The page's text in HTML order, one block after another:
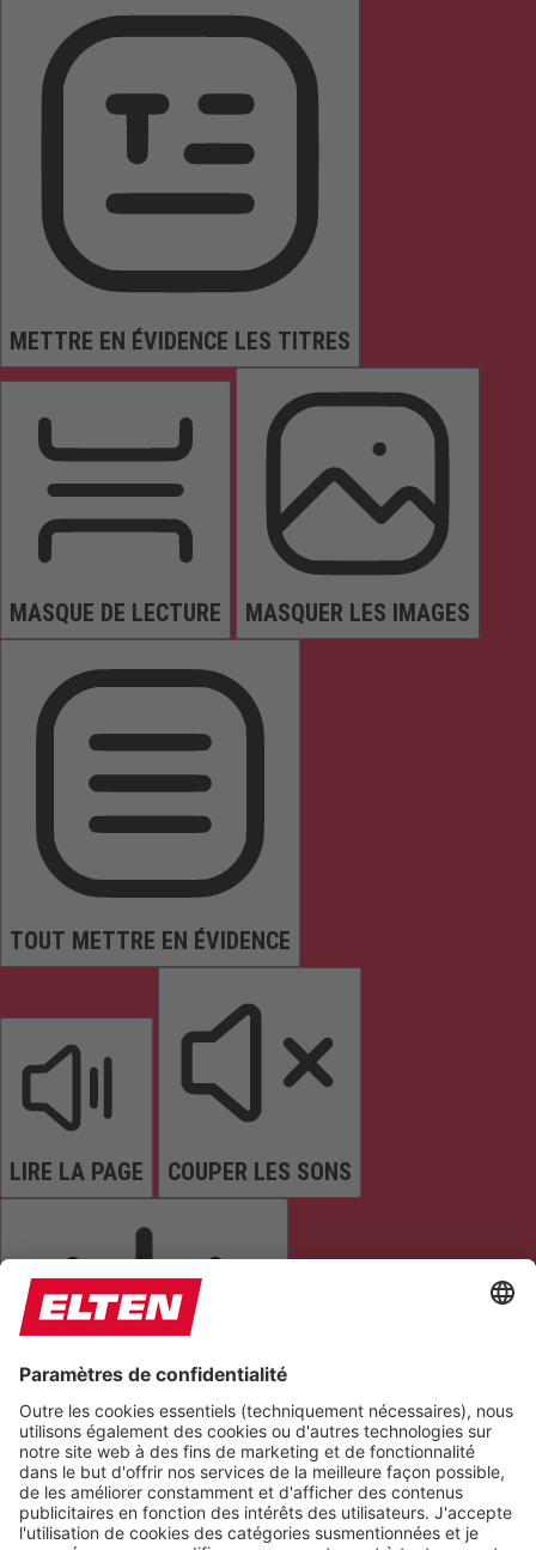
METTRE EN ÉVIDENCE LES TITRES
MASQUE DE LECTURE MASQUER LES IMAGES
TOUT METTRE EN ÉVIDENCE
LIRE LA PAGE COUPER LES SONS
ARRÊTER LES ANIMATIONS
Réinitialiser les paramètres